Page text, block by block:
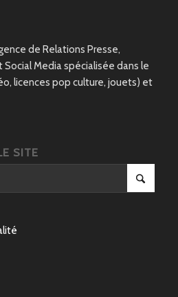
de Relations Presse,
Social Media spécialisée dans le
licences pop culture, jouets) et
SITE